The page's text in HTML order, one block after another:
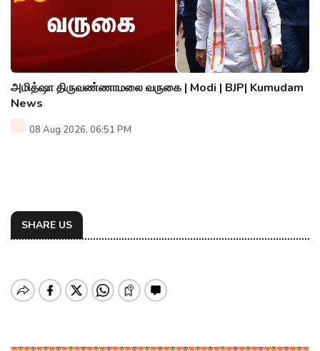
அமித்ஷா திருவண்ணாமலை வருகை | Modi | BJP| Kumudam
News
08 Aug 2026, 06:51 PM
SHARE US